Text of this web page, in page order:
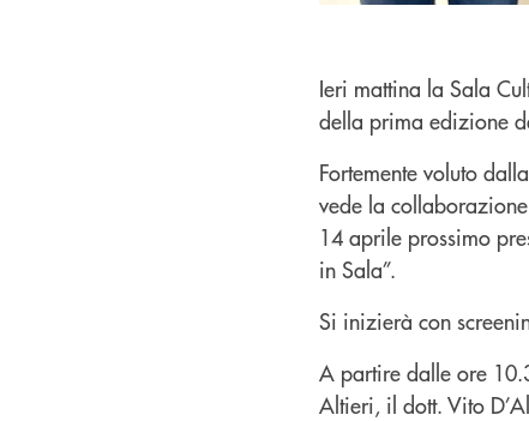
Ieri mattina la Sala
della prima edizione
Fortemente voluto
vede la
14 aprile prossimo
in Sala”.
Si inizierà con
A partire dalle ore
Altieri, il dott. Vito